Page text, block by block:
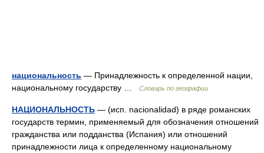
национальность — Принадлежность к определенной нации,
национальному государству …
Словарь по географии
НАЦИОНАЛЬНОСТЬ — (исп. nacionalidad) в ряде романских
государств термин, применяемый для обозначения отношений
гражданства или подданства (Испания) или отношений
принадлежности лица к определенному национальному